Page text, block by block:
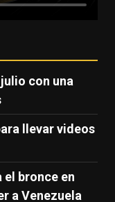
con una
llevar videos
el bronce en
a Venezuela